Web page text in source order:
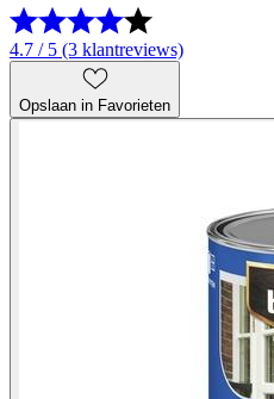
4.7 / 5 (3 klantreviews)
Opslaan in Favorieten